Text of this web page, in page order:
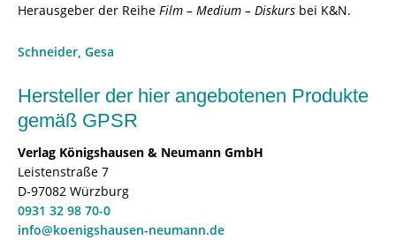
Herausgeber der Reihe Film – Medium – Diskurs bei K&N.
Schneider, Gesa
Hersteller der hier angebotenen Produkte
gemäß GPSR
Verlag Königshausen & Neumann GmbH
Leistenstraße 7
D-97082 Würzburg
0931 32 98 70-0
info@koenigshausen-neumann.de